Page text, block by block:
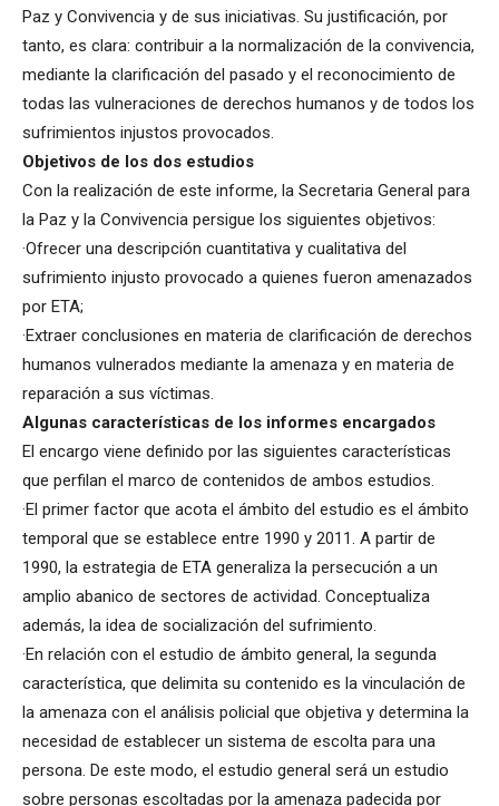
Paz y Convivencia y de sus iniciativas. Su justificación, por
tanto, es clara: contribuir a la normalización de la convivencia,
mediante la clarificación del pasado y el reconocimiento de
todas las vulneraciones de derechos humanos y de todos los
sufrimientos injustos provocados.
Objetivos de los dos estudios
Con la realización de este informe, la Secretaria General para
la Paz y la Convivencia persigue los siguientes objetivos:
·Ofrecer una descripción cuantitativa y cualitativa del
sufrimiento injusto provocado a quienes fueron amenazados
por ETA;
·Extraer conclusiones en materia de clarificación de derechos
humanos vulnerados mediante la amenaza y en materia de
reparación a sus víctimas.
Algunas características de los informes encargados
El encargo viene definido por las siguientes características
que perfilan el marco de contenidos de ambos estudios.
·El primer factor que acota el ámbito del estudio es el ámbito
temporal que se establece entre 1990 y 2011. A partir de
1990, la estrategia de ETA generaliza la persecución a un
amplio abanico de sectores de actividad. Conceptualiza
además, la idea de socialización del sufrimiento.
·En relación con el estudio de ámbito general, la segunda
característica, que delimita su contenido es la vinculación de
la amenaza con el análisis policial que objetiva y determina la
necesidad de establecer un sistema de escolta para una
persona. De este modo, el estudio general será un estudio
sobre personas escoltadas por la amenaza padecida por